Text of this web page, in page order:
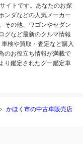
イトです。あなたのお探
ンダなどの人気メーカー
その他、ワゴンやセダン
グなど最新のクルマ情報
検や買取・査定など購入
のお役立ち情報が満載で
り鑑定されたグー鑑定車
かほく市の中古車販売店